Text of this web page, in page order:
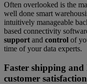
Often overlooked is the
well done smart
intuitively manageable
based connectivity
support and control of
time of your data experts.
Faster shipping and
customer satisfaction